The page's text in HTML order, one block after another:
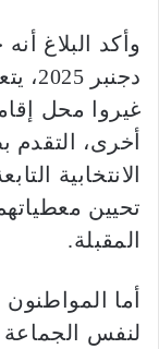
غيروا محل
أخرى، التقدم
الانتخابية
تحيين
المقبلة.
أما المواطنون
لنفس الجماعة